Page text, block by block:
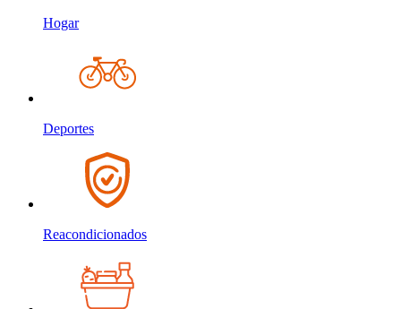
Hogar
Deportes
Reacondicionados